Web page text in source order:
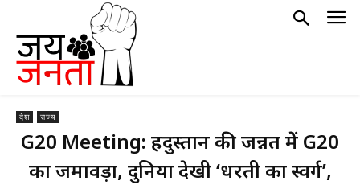
देश राज्य
G20 Meeting: हिंदुस्तान की जन्नत में G20
का जमावड़ा, दुनिया देखी ‘धरती का स्वर्ग’,